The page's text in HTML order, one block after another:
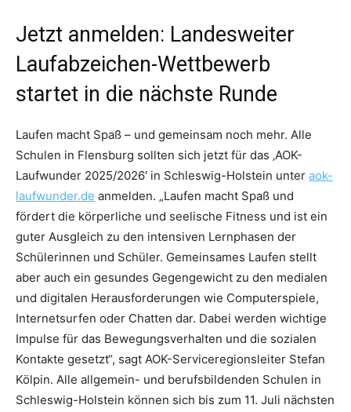
Jetzt anmelden: Landesweiter
Laufabzeichen-Wettbewerb
startet in die nächste Runde
Laufen macht Spaß – und gemeinsam noch mehr. Alle
Schulen in Flensburg sollten sich jetzt für das ‚AOK-
Laufwunder 2025/2026′ in Schleswig-Holstein unter aok-
laufwunder.de anmelden. „Laufen macht Spaß und
fördert die körperliche und seelische Fitness und ist ein
guter Ausgleich zu den intensiven Lernphasen der
Schülerinnen und Schüler. Gemeinsames Laufen stellt
aber auch ein gesundes Gegengewicht zu den medialen
und digitalen Herausforderungen wie Computerspiele,
Internetsurfen oder Chatten dar. Dabei werden wichtige
Impulse für das Bewegungsverhalten und die sozialen
Kontakte gesetzt“, sagt AOK-Serviceregionsleiter Stefan
Kölpin. Alle allgemein- und berufsbildenden Schulen in
Schleswig-Holstein können sich bis zum 11. Juli nächsten